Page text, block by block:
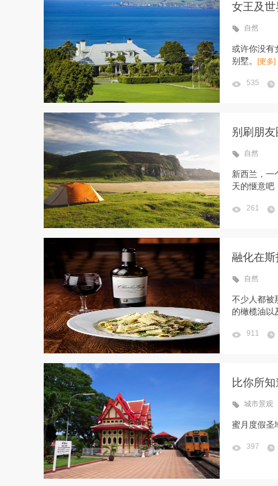
女王及
自然
或许你没有
别墅。
[更多]
535
别刷朋友
自然
新西兰，一
天的惬意吧
261
融化在
自然
不少人都被
的橄榄油以
911
比你所
城市景观
蜜月度假圣
397